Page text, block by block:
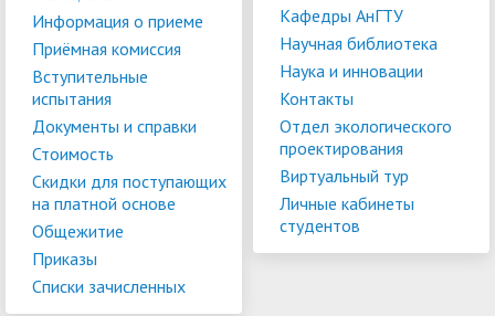
Информация о приеме
Приёмная комиссия
Вступительные
испытания
Документы и справки
Стоимость
Скидки для поступающих
на платной основе
Общежитие
Приказы
Списки зачисленных
Кафедры АнГТУ
Научная библиотека
Наука и инновации
Контакты
Отдел экологического
проектирования
Виртуальный тур
Личные кабинеты
студентов